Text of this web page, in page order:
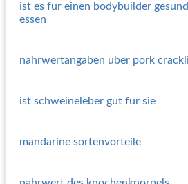
ist es fur einen bodybuilder
essen
nahrwertangaben uber pork
ist schweineleber gut fur sie
mandarine sortenvorteile